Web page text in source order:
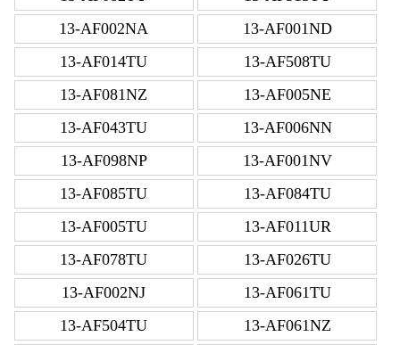
13-AF002NA
13-AF001ND
13-AF014TU
13-AF508TU
13-AF081NZ
13-AF005NE
13-AF043TU
13-AF006NN
13-AF098NP
13-AF001NV
13-AF085TU
13-AF084TU
13-AF005TU
13-AF011UR
13-AF078TU
13-AF026TU
13-AF002NJ
13-AF061TU
13-AF504TU
13-AF061NZ